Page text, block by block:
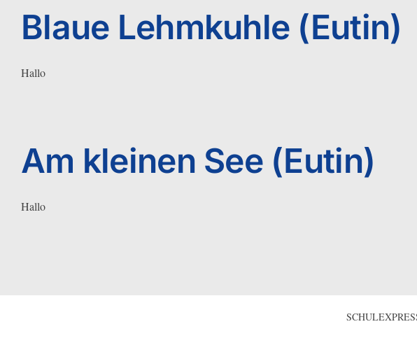
Blaue Lehmkuhle (Eutin)
Hallo
Am kleinen See (Eutin)
Hallo